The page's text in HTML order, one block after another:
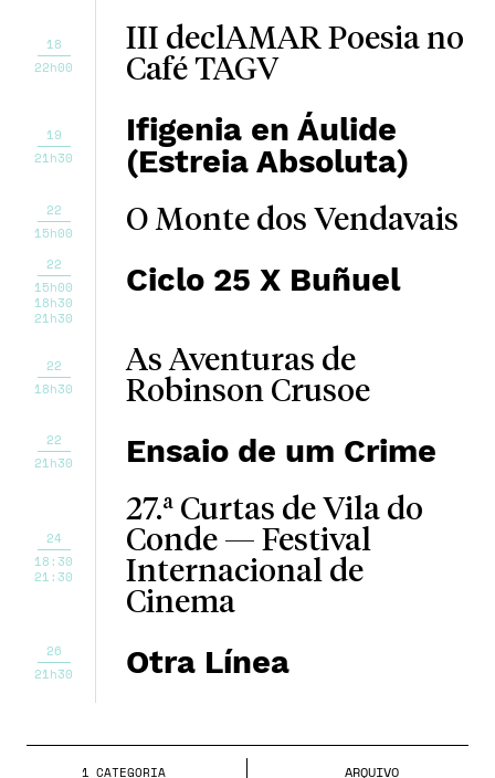
ARQUIVO
1 CATEGORIA
18
22h00
III declAMAR Poesia no
Café TAGV
19
21h30
Ifigenia en Áulide
(Estreia Absoluta)
22
15h00
O Monte dos Vendavais
22
15h00
18h30
21h30
Ciclo 25 X Buñuel
22
18h30
As Aventuras de
Robinson Crusoe
22
21h30
Ensaio de um Crime
24
18:30
21:30
27.ª Curtas de Vila do
Conde — Festival
Internacional de
Cinema
26
21h30
Otra Línea